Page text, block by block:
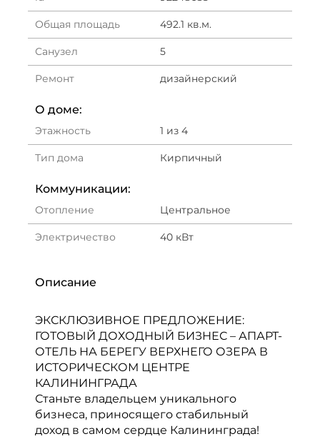
Общая площадь 492.1 кв.м.
Санузел 5
Ремонт дизайнерский
О доме:
Этажность 1 из 4
Тип дома Кирпичный
Коммуникации:
Отопление Центральное
Электричество 40 кВт
Описание
ЭКСКЛЮЗИВНОЕ ПРЕДЛОЖЕНИЕ:
ГОТОВЫЙ ДОХОДНЫЙ БИЗНЕС – АПАРТ-
ОТЕЛЬ НА БЕРЕГУ ВЕРХНЕГО ОЗЕРА В
ИСТОРИЧЕСКОМ ЦЕНТРЕ
КАЛИНИНГРАДА
Станьте владельцем уникального
бизнеса, приносящего стабильный
доход в самом сердце Калининграда!